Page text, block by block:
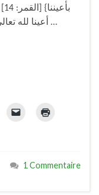
أعينا لله تعالى. والمعنى بالأية أنها تجري بأعيننا، وهي …
1 Commentaire